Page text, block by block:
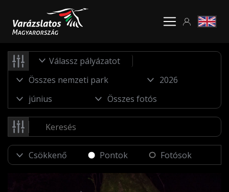
Válassz pályázatot
Pontok Fotósok